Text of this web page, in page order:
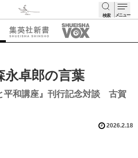
検索 メニュー
永卓郎の言葉
平和講座』刊行記念対談 古賀
2026.2.18